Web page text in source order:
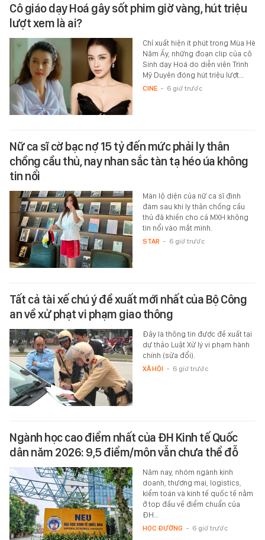
Cô giáo dạy Hoá gây sốt phim giờ vàng, hút triệu
lượt xem là ai?
Chỉ xuất hiện ít phút trong Mùa Hè
Năm Ấy, những đoạn clip của cô
Sinh dạy Hoá do diễn viên Trình
Mỹ Duyên đóng hút triệu lượt…
CINE - 6 giờ trước
Nữ ca sĩ cờ bạc nợ 15 tỷ đến mức phải ly thân
chồng cầu thủ, nay nhan sắc tàn tạ héo úa không
tin nổi
Màn lộ diện của nữ ca sĩ đình
đám sau khi ly thân chồng cầu
thủ đã khiến cho cả MXH không
tin nổi vào mắt mình.
STAR - 6 giờ trước
Tất cả tài xế chú ý đề xuất mới nhất của Bộ Công
an về xử phạt vi phạm giao thông
Đây là thông tin được đề xuất tại
dự thảo Luật Xử lý vi phạm hành
chính (sửa đổi).
XÃ HỘI - 6 giờ trước
Ngành học cao điểm nhất của ĐH Kinh tế Quốc
dân năm 2026: 9,5 điểm/môn vẫn chưa thể đỗ
Năm nay, nhóm ngành kinh
doanh, thương mại, logistics,
kiểm toán và kinh tế quốc tế nằm
ở top đầu về điểm chuẩn của
ĐH…
HỌC ĐƯỜNG - 6 giờ trước